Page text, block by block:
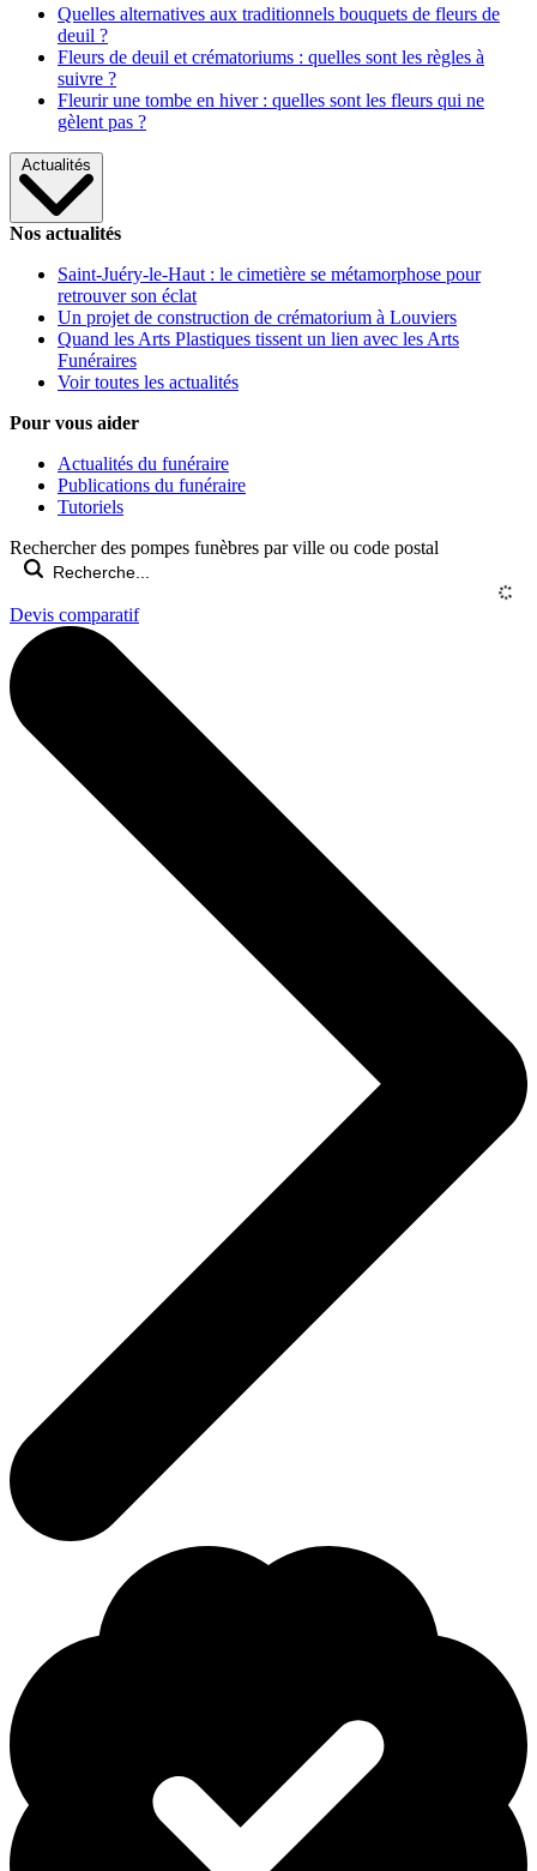
Quelles alternatives aux traditionnels bouquets de fleurs de
deuil ?
Fleurs de deuil et crématoriums : quelles sont les règles à
suivre ?
Fleurir une tombe en hiver : quelles sont les fleurs qui ne
gèlent pas ?
Actualités
Nos actualités
Saint-Juéry-le-Haut : le cimetière se métamorphose pour
retrouver son éclat
Un projet de construction de crématorium à Louviers
Quand les Arts Plastiques tissent un lien avec les Arts
Funéraires
Voir toutes les actualités
Pour vous aider
Actualités du funéraire
Publications du funéraire
Tutoriels
Rechercher des pompes funèbres par ville ou code postal
Devis comparatif